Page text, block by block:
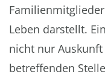
Leben darstellt.
nicht nur
betreffenden